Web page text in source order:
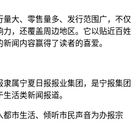
量大、零售量多、发行范围广，不仅
，还覆盖周边地区。它以贴近百姓
闻内容赢得了读者的喜爱。
属宁夏日报报业集团，是宁报集团
活类新闻报道。
市生活、倾听市民声音为办报宗